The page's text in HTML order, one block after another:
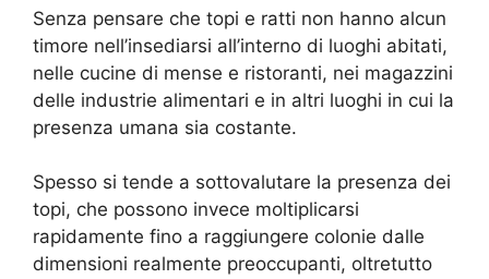
Senza pensare che topi e ratti non hanno alcun
timore nell’insediarsi all’interno di luoghi abitati,
nelle cucine di mense e ristoranti, nei magazzini
delle industrie alimentari e in altri luoghi in cui la
presenza umana sia costante.
Spesso si tende a sottovalutare la presenza dei
topi, che possono invece moltiplicarsi
rapidamente fino a raggiungere colonie dalle
dimensioni realmente preoccupanti, oltretutto